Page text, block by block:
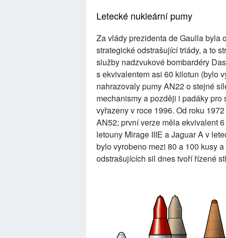
Letecké nukleární pumy
Za vlády prezidenta de Gaulla byla
strategické odstrašující triády, a to
služby nadzvukové bombardéry
s ekvivalentem asi 60 kilotun (bylo
nahrazovaly pumy AN22 o stejné
mechanismy a později i padáky
vyřazeny v roce 1996. Od roku
AN52; první verze měla ekvivalent
letouny Mirage IIIE a Jaguar A v
bylo vyrobeno mezi 80 a 100 kusy
odstrašujících sil dnes tvoří řízené